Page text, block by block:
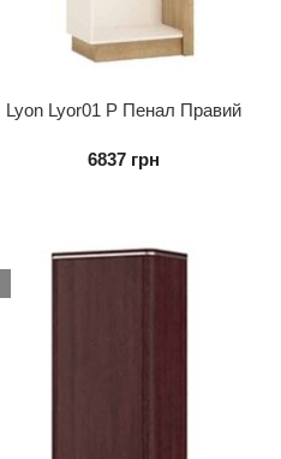
Lyon Lyor01 P Пенал Правий
6837 грн